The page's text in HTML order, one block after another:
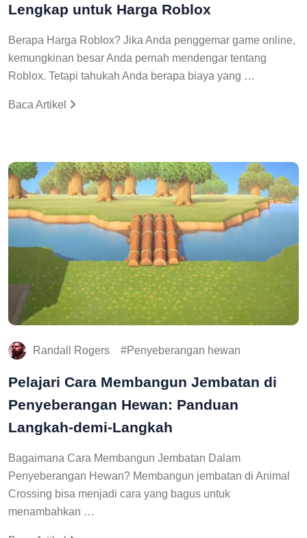
Lengkap untuk Harga Roblox
Berapa Harga Roblox? Jika Anda penggemar game online,
kemungkinan besar Anda pernah mendengar tentang
Roblox. Tetapi tahukah Anda berapa biaya yang …
Baca Artikel
Randall Rogers Penyeberangan hewan
Pelajari Cara Membangun Jembatan di
Penyeberangan Hewan: Panduan
Langkah-demi-Langkah
Bagaimana Cara Membangun Jembatan Dalam
Penyeberangan Hewan? Membangun jembatan di Animal
Crossing bisa menjadi cara yang bagus untuk
menambahkan …